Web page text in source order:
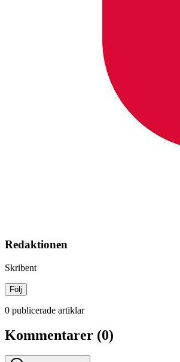
Redaktionen
Skribent
Följ
0 publicerade artiklar
Kommentarer (0)